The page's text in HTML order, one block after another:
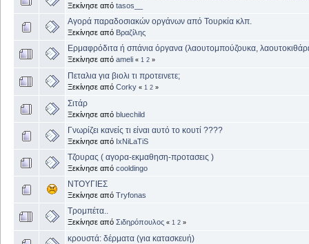
Ξεκίνησε από tasos__
Αγορά παραδοσιακών οργάνων από Τουρκία κλπ.
Ξεκίνησε από Βραζίλης
Ερμαφρόδιτα ή σπάνια όργανα (λαουτομπούζουκα,
Ξεκίνησε από ameli « 1 2 »
Πεταλια για βιολι τι προτεινετε;
Ξεκίνησε από Corky « 1 2 »
Σιτάρ
Ξεκίνησε από bluechild
Γνωρίζει κανείς τι είναι αυτό το κουτί ????
Ξεκίνησε από IxNiLaTiS
Τζουρας ( αγορα-εκμαθηση-προτασεις )
Ξεκίνησε από cooldingo
ΝΤΟΥΓΙΕΣ
Ξεκίνησε από Tryfonas
Τρομπέτα..
Ξεκίνησε από Σιδηρόπουλος « 1 2 »
κρουστά: δέρματα (για κατασκευή)